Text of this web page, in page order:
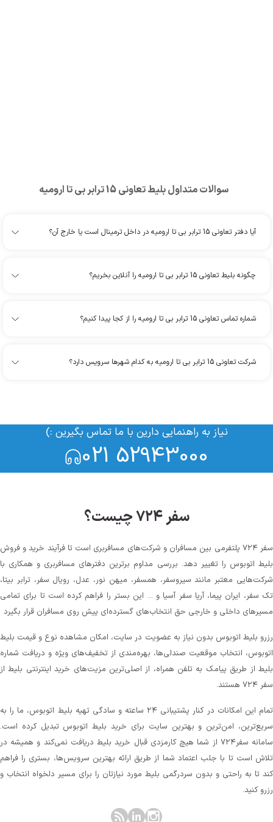
سوالات متداول بلیطتعاونی 15 ترابر بی تا ارومیه
آیا دفتر تعاونی 15 ترابر بی تا ارومیه در داخل ترمینال است یا خارج آن؟
چگونه بلیط تعاونی 15 ترابر بی تا ارومیه را آنلاین بخریم؟
شماره تماس تعاونی 15 ترابر بی تا ارومیه را از کجا پیدا کنیم؟
شرکت تعاونی 15 ترابر بی تا ارومیه به کدام شهرها سرویس دارد؟
نیاز به راهنمایی دارین با ما تماس بگیرین :)
021 52943000
سفر ۷۲۴ چیست؟
سفر ۷۲۴ پلتفرمی بین مسافران و شرکت‌های مسافربری است تا فرآیند خرید و فروش
اتوبوس را تغییر دهد. بررسی مداوم برترین دفترهای مسافربری و همکاری با
معتبر مانند سیروسفر، همسفر، میهن‌ نور، عدل، رویال سفر، ترابر بیتا،
سفر، ایران پیما، آریا سفر آسیا و ... این بستر را فراهم کرده است تا برای تمامی
داخلی و خارجی حق انتخاب‌های گسترده‌ای پیش روی مسافران قرار بگیرد
بلیط اتوبوس بدون نیاز به عضویت در سایت، امکان مشاهده نوع و قیمت بلیط
انتخاب موقعیت صندلی‌ها، بهره‌مندی از تخفیف‌های ویژه و دریافت شماره‌
از طریق پیامک به تلفن همراه، از اصلی‌ترین مزیت‌های خرید اینترنتی بلیط از
هستند.
تمام این امکانات در کنار پشتیبانی‌ ۲۴ ساعته و سادگی تهیه بلیط اتوبوس، ما را به
امن‌ترین و بهترین سایت برای خرید بلیط اتوبوس تبدیل کرده است.
سامانه سفر۷۲۴ از شما هیچ کارمزدی قبال خرید بلیط دریافت نمی‌کند و همیشه در
است تا با جلب اعتماد شما از طریق ارائه بهترین سرویس‌ها، بستری را فراهم
تا به راحتی و بدون سردرگمی بلیط مورد نیازتان را برای مسیر دلخواه انتخاب و
کنید.